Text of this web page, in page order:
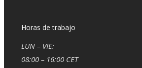
Horas de trabajo
LUN – VIE:
08:00 – 16:00 CET